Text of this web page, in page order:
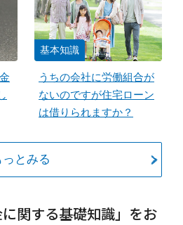
基本知識
うちの会社に労働組合が
ないのですが住宅ローン
は借りられますか？
っとみる
関する基礎知識」をお